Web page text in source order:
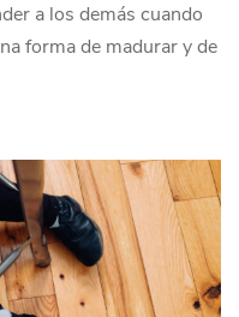
a los demás cuando
forma de madurar y de